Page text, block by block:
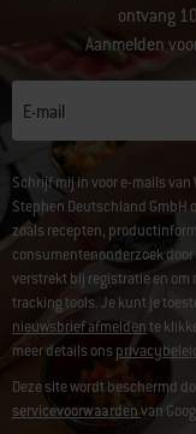
ontvang
Aanmelden
E-mail
Schrijf mij in voor e-mails van
Stephen Deutschland GmbH
zoals recepten,
consumentenonderzoek
verstrekt bij registratie en
tracking tools. Je kunt je
nieuwsbrief afmeldente
meer details ons
Deze site wordt beschermd
servicevoorwaardenvan